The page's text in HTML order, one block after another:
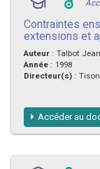
Contraintes
extensions et
Auteur : Talbot
Année : 1998
Directeur(s) :
Accéder au